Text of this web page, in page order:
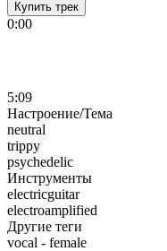
Купить трек
0:00
5:09
Настроение/Тема
neutral
trippy
psychedelic
Инструменты
electricguitar
electroamplified
Другие теги
vocal - female